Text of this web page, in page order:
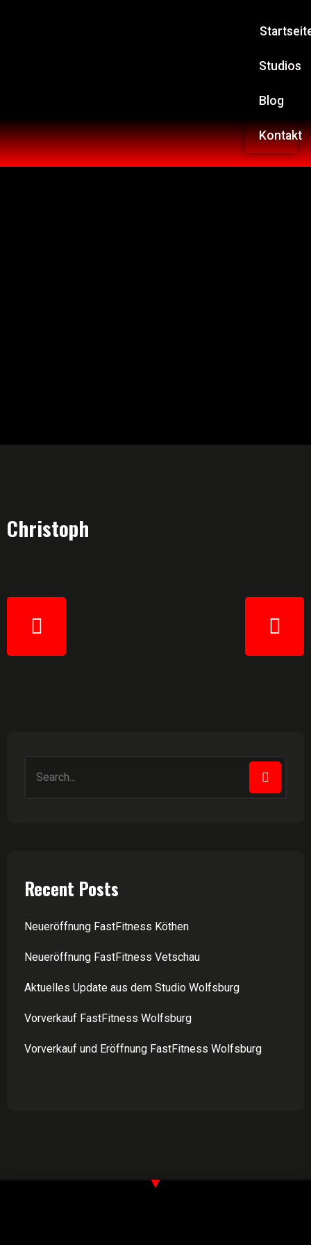
Studios
Blog
Kontakt
Christoph
Recent Posts
Neueröffnung FastFitness Köthen
Neueröffnung FastFitness Vetschau
Aktuelles Update aus dem Studio Wolfsburg
Vorverkauf FastFitness Wolfsburg
Vorverkauf und Eröffnung FastFitness Wolfsburg